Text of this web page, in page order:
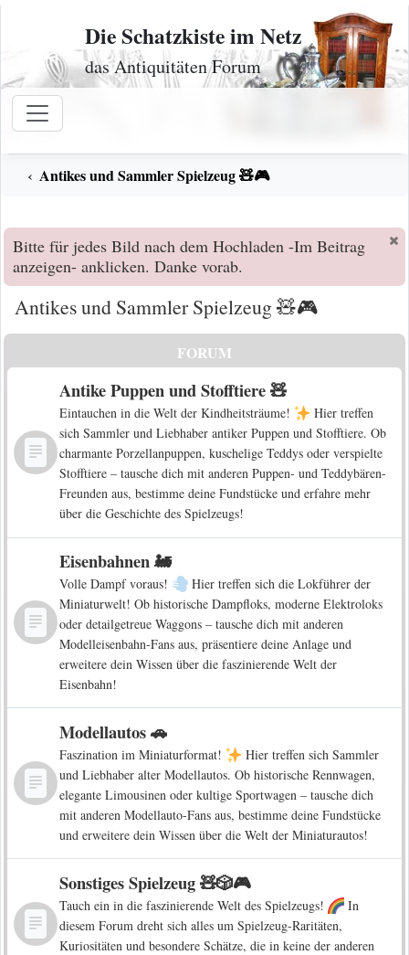
Zum Inhalt
Die Schatzkiste im Netz
das Antiquitäten Forum
Antikes und Sammler Spielzeug 🧸🎮
Bitte für jedes Bild nach dem Hochladen -Im Beitrag
anzeigen- anklicken. Danke vorab.
Antikes und Sammler Spielzeug 🧸🎮
FORUM
Antike Puppen und Stofftiere 🧸
Eintauchen in die Welt der Kindheitsträume!
Hier treffen
sich Sammler und Liebhaber antiker Puppen und Stofftiere. Ob
charmante Porzellanpuppen, kuschelige Teddys oder verspielte
Stofftiere – tausche dich mit anderen Puppen- und Teddybären-
Freunden aus, bestimme deine Fundstücke und erfahre mehr
über die Geschichte des Spielzeugs!
Eisenbahnen 🚂
Volle Dampf voraus!
Hier treffen sich die Lokführer der
Miniaturwelt! Ob historische Dampfloks, moderne Elektroloks
oder detailgetreue Waggons – tausche dich mit anderen
Modelleisenbahn-Fans aus, präsentiere deine Anlage und
erweitere dein Wissen über die faszinierende Welt der
Eisenbahn!
Modellautos 🚗
Faszination im Miniaturformat!
Hier treffen sich Sammler
und Liebhaber alter Modellautos. Ob historische Rennwagen,
elegante Limousinen oder kultige Sportwagen – tausche dich
mit anderen Modellauto-Fans aus, bestimme deine Fundstücke
und erweitere dein Wissen über die Welt der Miniaturautos!
Sonstiges Spielzeug 🧸🎲🎮
Tauch ein in die faszinierende Welt des Spielzeugs!
In
diesem Forum dreht sich alles um Spielzeug-Raritäten,
Kuriositäten und besondere Schätze, die in keine der anderen